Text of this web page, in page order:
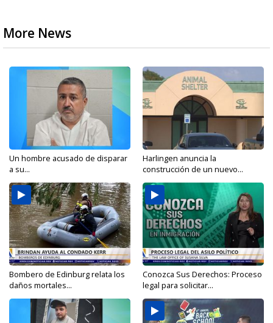
More News
Un hombre acusado de disparar
a su...
Harlingen anuncia la
construcción de un nuevo...
Bombero de Edinburg relata los
daños mortales...
Conozca Sus Derechos: Proceso
legal para solicitar...